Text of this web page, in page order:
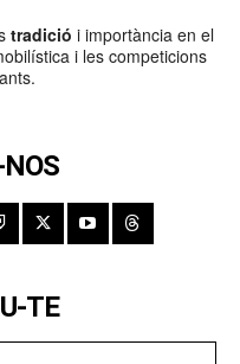
tradició i importància en el
i les competicions
NOS
TE